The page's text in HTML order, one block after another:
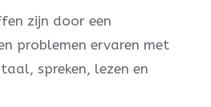
zijn door een
problemen ervaren met
spreken, lezen en